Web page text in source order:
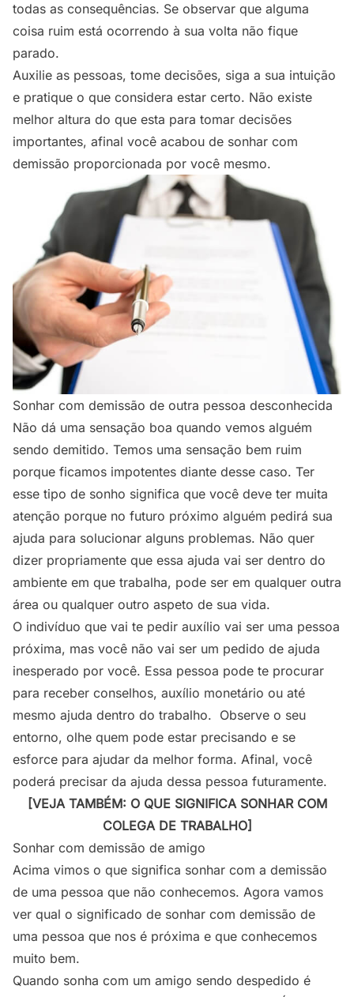
todas as consequências. Se observar que alguma
coisa ruim está ocorrendo à sua volta não fique
parado.
Auxilie as pessoas, tome decisões, siga a sua intuição
e pratique o que considera estar certo. Não existe
melhor altura do que esta para tomar decisões
importantes, afinal você acabou de sonhar com
demissão proporcionada por você mesmo.
Sonhar com demissão de outra pessoa desconhecida
Não dá uma sensação boa quando vemos alguém
sendo demitido. Temos uma sensação bem ruim
porque ficamos impotentes diante desse caso. Ter
esse tipo de sonho significa que você deve ter muita
atenção porque no futuro próximo alguém pedirá sua
ajuda para solucionar alguns problemas. Não quer
dizer propriamente que essa ajuda vai ser dentro do
ambiente em que trabalha, pode ser em qualquer outra
área ou qualquer outro aspeto de sua vida.
O indivíduo que vai te pedir auxílio vai ser uma pessoa
próxima, mas você não vai ser um pedido de ajuda
inesperado por você. Essa pessoa pode te procurar
para receber conselhos, auxílio monetário ou até
mesmo ajuda dentro do trabalho. Observe o seu
entorno, olhe quem pode estar precisando e se
esforce para ajudar da melhor forma. Afinal, você
poderá precisar da ajuda dessa pessoa futuramente.
[VEJA TAMBÉM: O QUE SIGNIFICA SONHAR COM
COLEGA DE TRABALHO]
Sonhar com demissão de amigo
Acima vimos o que significa sonhar com a demissão
de uma pessoa que não conhecemos. Agora vamos
ver qual o significado de sonhar com demissão de
uma pessoa que nos é próxima e que conhecemos
muito bem.
Quando sonha com um amigo sendo despedido é